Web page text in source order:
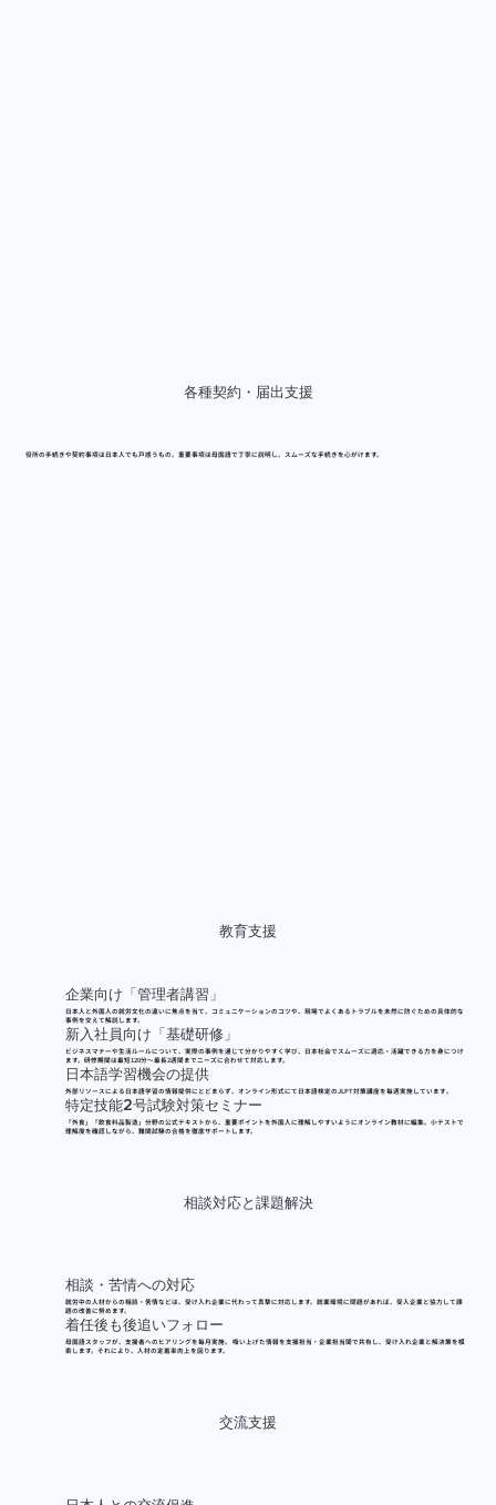
各種契約・届出支援
役所の手続きや契約事項は日本人でも戸惑うもの。重要事項は母国語で丁寧に説明し、スムーズな手続きを心がけます。
教育支援
企業向け「管理者講習」
日本人と外国人の就労文化の違いに焦点を当て、 コミュニケーションのコツや、現場でよくあるトラブルを未然に防ぐための具体的な
事例を交えて解説します。
新入社員向け「基礎研修」
ビジネスマナーや生活ルールについて、実際の事例を通じて分かりやすく学び、
日本社会でスムーズに適応・活躍できる力を身につけ
ます。研修期間は最短120分〜最長2週間までニーズに合わせて対応します。
日本語学習機会の提供
外部リソースによる日本語学習の情報提供にとどまらず、オンライン形式にて 日本語検定のJLPT対策講座を毎週実施しています。
特定技能2号試験対策セミナー
「外食」「飲食料品製造」分野の公式テキストから、 重要ポイントを外国人に理解しやすいようにオンライン教材に編集。小テストで
理解度を確認しながら、難関試験の合格を徹底サポートします。
相談対応と課題解決
相談・苦情への対応
就労中の人材からの相談・苦情などは、受け入れ企業に代わって真摯に対応します。就業環境に問題があれば、受入企業と協力して課
題の改善に努めます。
着任後も後追いフォロー
母国語スタッフが、支援者へのヒアリングを毎月実施。 吸い上げた情報を支援担当・企業担当間で共有し、受け入れ企業と解決策を模
索します。それにより、人材の定着率向上を図ります。
交流支援